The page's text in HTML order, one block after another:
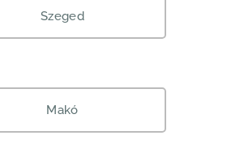
Szeged
Makó